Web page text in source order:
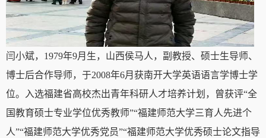
闫小斌，1979年9月生，山西侯马人，副教授、硕士生导师、
博士后合作导师，于2008年6月获南开大学英语语言学博士学
位。入选福建省高校杰出青年科研人才培养计划，曾获评“全
国教育硕士专业学位优秀教师”“福建师范大学三育人先进个
人”“福建师范大学优秀党员”“福建师范大学优秀硕士论文指导